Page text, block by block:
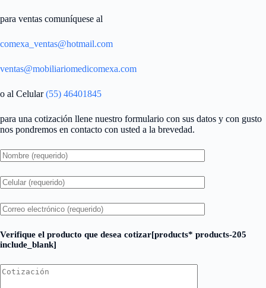
para ventas comuníquese al
comexa_ventas@hotmail.com
ventas@mobiliariomedicomexa.com
o al Celular(55) 46401845
para una cotización llene nuestro formulario con sus datos y con gusto
nos pondremos en contacto con usted a la brevedad.
Verifique el producto que desea cotizar[products* products-205
include_blank]